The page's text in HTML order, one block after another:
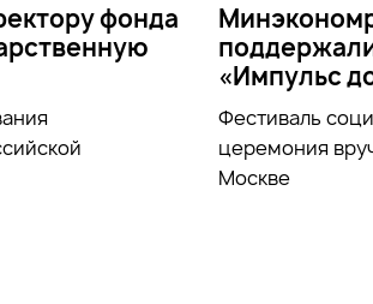
фонда
«Импульс
Фестиваль
церемония
Москве